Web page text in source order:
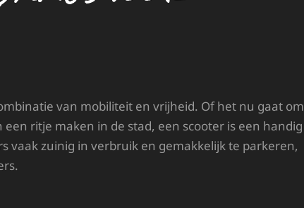
van mobiliteit en vrijheid. Of het nu gaat om
ritje maken in de stad, een scooter is een handig
vaak zuinig in verbruik en gemakkelijk te parkeren,